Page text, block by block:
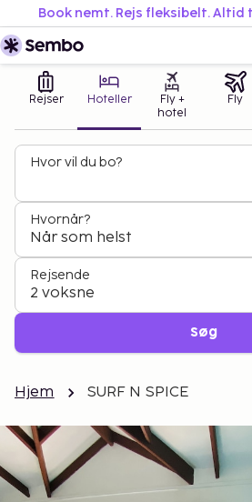
Book nemt. Rejs fleksibelt. Altid
Rejser Hoteller
Fly +
hotel
Fly
Hvor vil du bo?
Hvornår?
Når som helst
Rejsende
2 voksne
Søg
Hjem SURF N SPICE